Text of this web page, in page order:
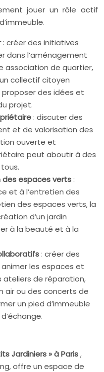
jouer un rôle actif
: créer des initiatives
dans l’aménagement
association de quartier,
collectif citoyen
des idées et
projet.
: discuter des
et de valorisation des
ouverte et
peut aboutir à des
des espaces verts:
et à l’entretien des
des espaces verts, la
d’un jardin
à la beauté et à la
: créer des
les espaces et
ateliers de réparation,
air ou des concerts de
un pied d’immeuble
Jardiniers » à Paris,
offre un espace de